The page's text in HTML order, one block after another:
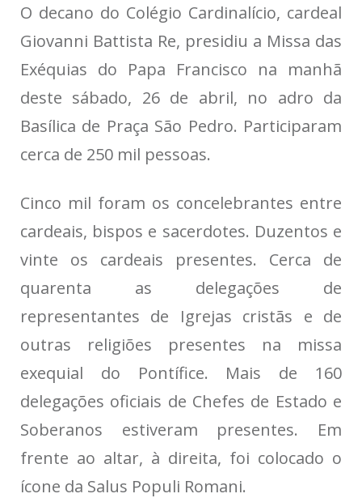
O decano do Colégio Cardinalício, cardeal
Giovanni Battista Re, presidiu a Missa das
Exéquias do Papa Francisco na manhã
deste sábado, 26 de abril, no adro da
Basílica de Praça São Pedro. Participaram
cerca de 250 mil pessoas.
Cinco mil foram os concelebrantes entre
cardeais, bispos e sacerdotes. Duzentos e
vinte os cardeais presentes. Cerca de
quarenta as delegações de
representantes de Igrejas cristãs e de
outras religiões presentes na missa
exequial do Pontífice. Mais de 160
delegações oficiais de Chefes de Estado e
Soberanos estiveram presentes. Em
frente ao altar, à direita, foi colocado o
ícone da Salus Populi Romani.